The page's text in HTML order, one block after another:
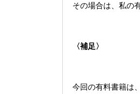
その場合は、私の
〈補足〉
今回の有料書籍は